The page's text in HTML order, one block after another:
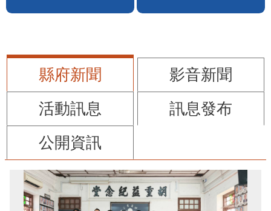
縣府新聞
影音新聞
活動訊息
訊息發布
公開資訊